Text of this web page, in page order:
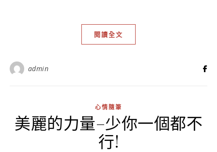
閱讀全文
admin
心情隨筆
美麗的力量–少你一個都不
行!